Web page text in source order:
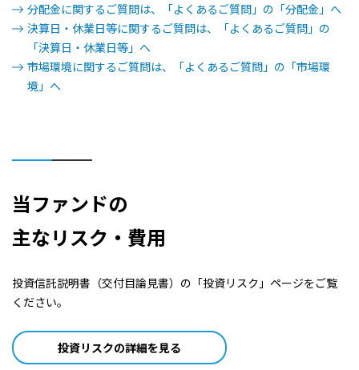
2007/01/31 80円
2006/07/31 0円
2003/07/31
2003/01/31
分配金に関するご質問は、「よくあるご質問」の「分配金」へ
決算日・休業日等に関するご質問は、「よくあるご質問」の
「決算日・休業日等」へ
市場環境に関するご質問は、「よくあるご質問」の「市場環
境」へ
当ファンドの
主なリスク・費用
投資信託説明書（交付目論見書）の「投資リスク」ページをご覧
ください。
投資リスクの詳細を見る